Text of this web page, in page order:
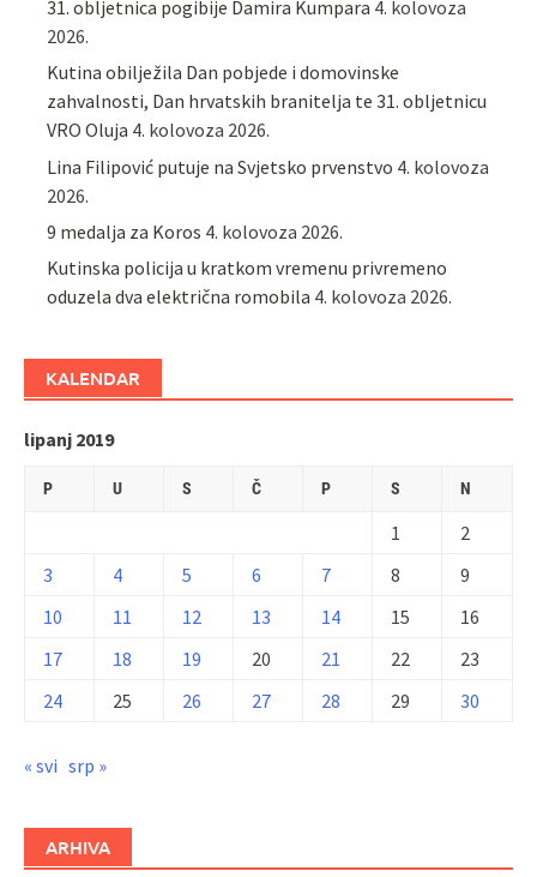
31. obljetnica pogibije Damira Kumpara 4. kolovoza
2026.
Kutina obilježila Dan pobjede i domovinske
zahvalnosti, Dan hrvatskih branitelja te 31. obljetnicu
VRO Oluja 4. kolovoza 2026.
Lina Filipović putuje na Svjetsko prvenstvo 4. kolovoza
2026.
9 medalja za Koros 4. kolovoza 2026.
Kutinska policija u kratkom vremenu privremeno
oduzela dva električna romobila 4. kolovoza 2026.
KALENDAR
lipanj 2019
P U S Č P S N
1
2
3
4 5 6 7 8
9
10
11 12 13 14 15
16
17
18 19 20 21 22
23
24
25 26 27 28 29 30
« svi srp »
ARHIVA